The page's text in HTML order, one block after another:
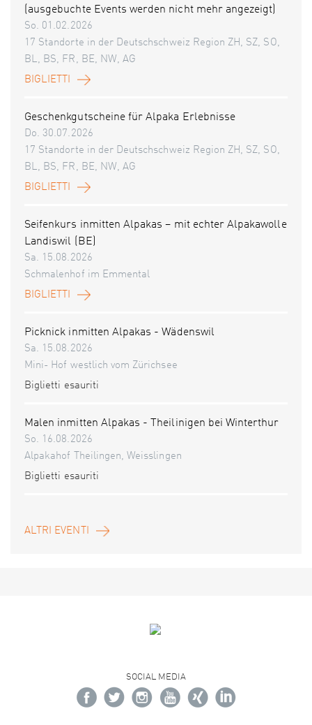
(ausgebuchte Events werden nicht mehr angezeigt)
So. 01.02.2026
17 Standorte in der Deutschschweiz Region ZH, SZ, SO,
BL, BS, FR, BE, NW, AG
BIGLIETTI
Geschenkgutscheine für Alpaka Erlebnisse
Do. 30.07.2026
17 Standorte in der Deutschschweiz Region ZH, SZ, SO,
BL, BS, FR, BE, NW, AG
BIGLIETTI
Seifenkurs inmitten Alpakas – mit echter Alpakawolle
Landiswil (BE)
Sa. 15.08.2026
Schmalenhof im Emmental
BIGLIETTI
Picknick inmitten Alpakas - Wädenswil
Sa. 15.08.2026
Mini- Hof westlich vom Zürichsee
Biglietti esauriti
Malen inmitten Alpakas - Theilinigen bei Winterthur
So. 16.08.2026
Alpakahof Theilingen, Weisslingen
Biglietti esauriti
ALTRI EVENTI
SOCIAL MEDIA